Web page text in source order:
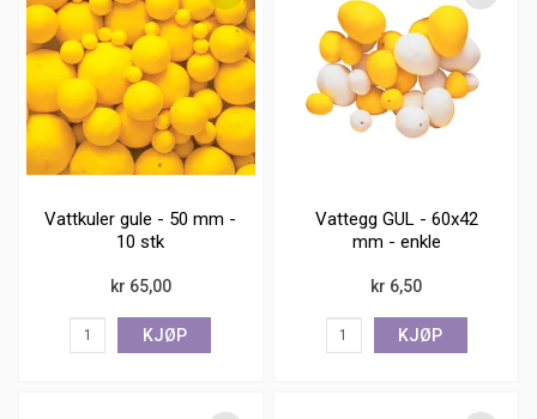
Vattkuler gule - 50 mm -
10 stk
kr 65,00
KJØP
Vattegg GUL - 60x42
mm - enkle
kr 6,50
KJØP